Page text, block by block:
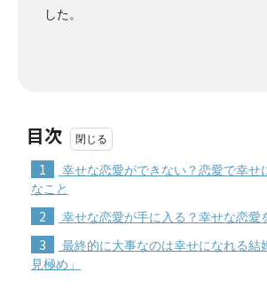
した。
目次
1
幸せな恋愛ができない？恋愛で幸せ
なこと
2 幸せな恋愛が手に入る？幸せな恋愛
3
最終的に大事なのは幸せになれる結
見極め」